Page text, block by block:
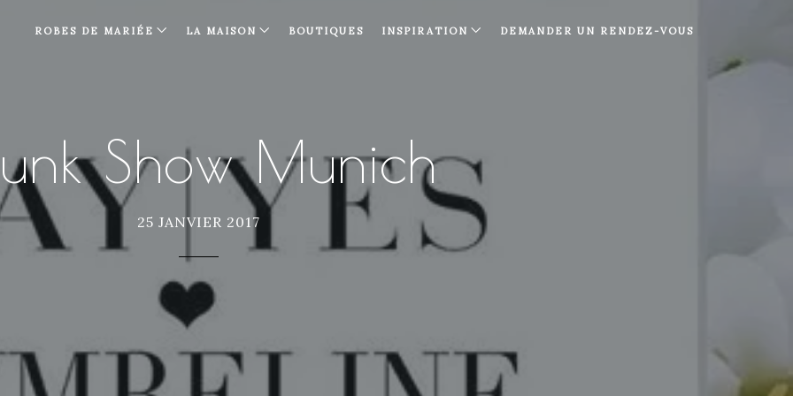
ROBES DE MARIÉE LA MAISON BOUTIQUES INSPIRATION DEMANDER UN RENDEZ-VOUS
Show Munich
25 JANVIER 2017